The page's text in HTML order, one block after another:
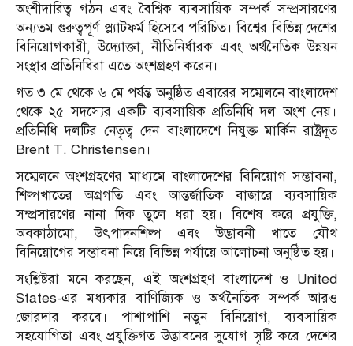
অংশীদারিত্ব গঠন এবং বৈশ্বিক ব্যবসায়িক সম্পর্ক সম্প্রসারণের
অন্যতম গুরুত্বপূর্ণ প্ল্যাটফর্ম হিসেবে পরিচিত। বিশ্বের বিভিন্ন দেশের
বিনিয়োগকারী, উদ্যোক্তা, নীতিনির্ধারক এবং অর্থনৈতিক উন্নয়ন
সংস্থার প্রতিনিধিরা এতে অংশগ্রহণ করেন।
গত ৩ মে থেকে ৬ মে পর্যন্ত অনুষ্ঠিত এবারের সম্মেলনে বাংলাদেশ
থেকে ২৫ সদস্যের একটি ব্যবসায়িক প্রতিনিধি দল অংশ নেয়।
প্রতিনিধি দলটির নেতৃত্ব দেন বাংলাদেশে নিযুক্ত মার্কিন রাষ্ট্রদূত
Brent T. Christensen।
সম্মেলনে অংশগ্রহণের মাধ্যমে বাংলাদেশের বিনিয়োগ সম্ভাবনা,
শিল্পখাতের অগ্রগতি এবং আন্তর্জাতিক বাজারে ব্যবসায়িক
সম্প্রসারণের নানা দিক তুলে ধরা হয়। বিশেষ করে প্রযুক্তি,
অবকাঠামো, উৎপাদনশিল্প এবং উদ্ভাবনী খাতে যৌথ
বিনিয়োগের সম্ভাবনা নিয়ে বিভিন্ন পর্যায়ে আলোচনা অনুষ্ঠিত হয়।
সংশ্লিষ্টরা মনে করছেন, এই অংশগ্রহণ বাংলাদেশ ও United
States-এর মধ্যকার বাণিজ্যিক ও অর্থনৈতিক সম্পর্ক আরও
জোরদার করবে। পাশাপাশি নতুন বিনিয়োগ, ব্যবসায়িক
সহযোগিতা এবং প্রযুক্তিগত উদ্ভাবনের সুযোগ সৃষ্টি করে দেশের